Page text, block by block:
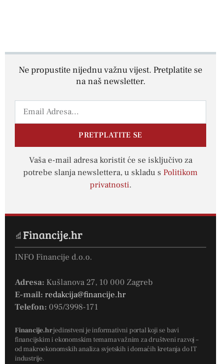
Ne propustite nijednu važnu vijest. Pretplatite se
na naš newsletter.
PRETPLATITE SE
Vaša e-mail adresa koristit će se isključivo za
potrebe slanja newslettera, u skladu s Politikom
privatnosti.
INFO Financije d.o.o.
Adresa: Kušlanova 27, 10 000 Zagreb
E-mail: redakcija@financije.hr
Telefon: 095/3998-171
Financije.hrjedinstveni je informativni portal koji se bavi
financijskim i ekonomskim temama važnim za društveni razvoj –
od makroekonomskih analiza svjetskih i domaćih kretanja do IT
industrije.